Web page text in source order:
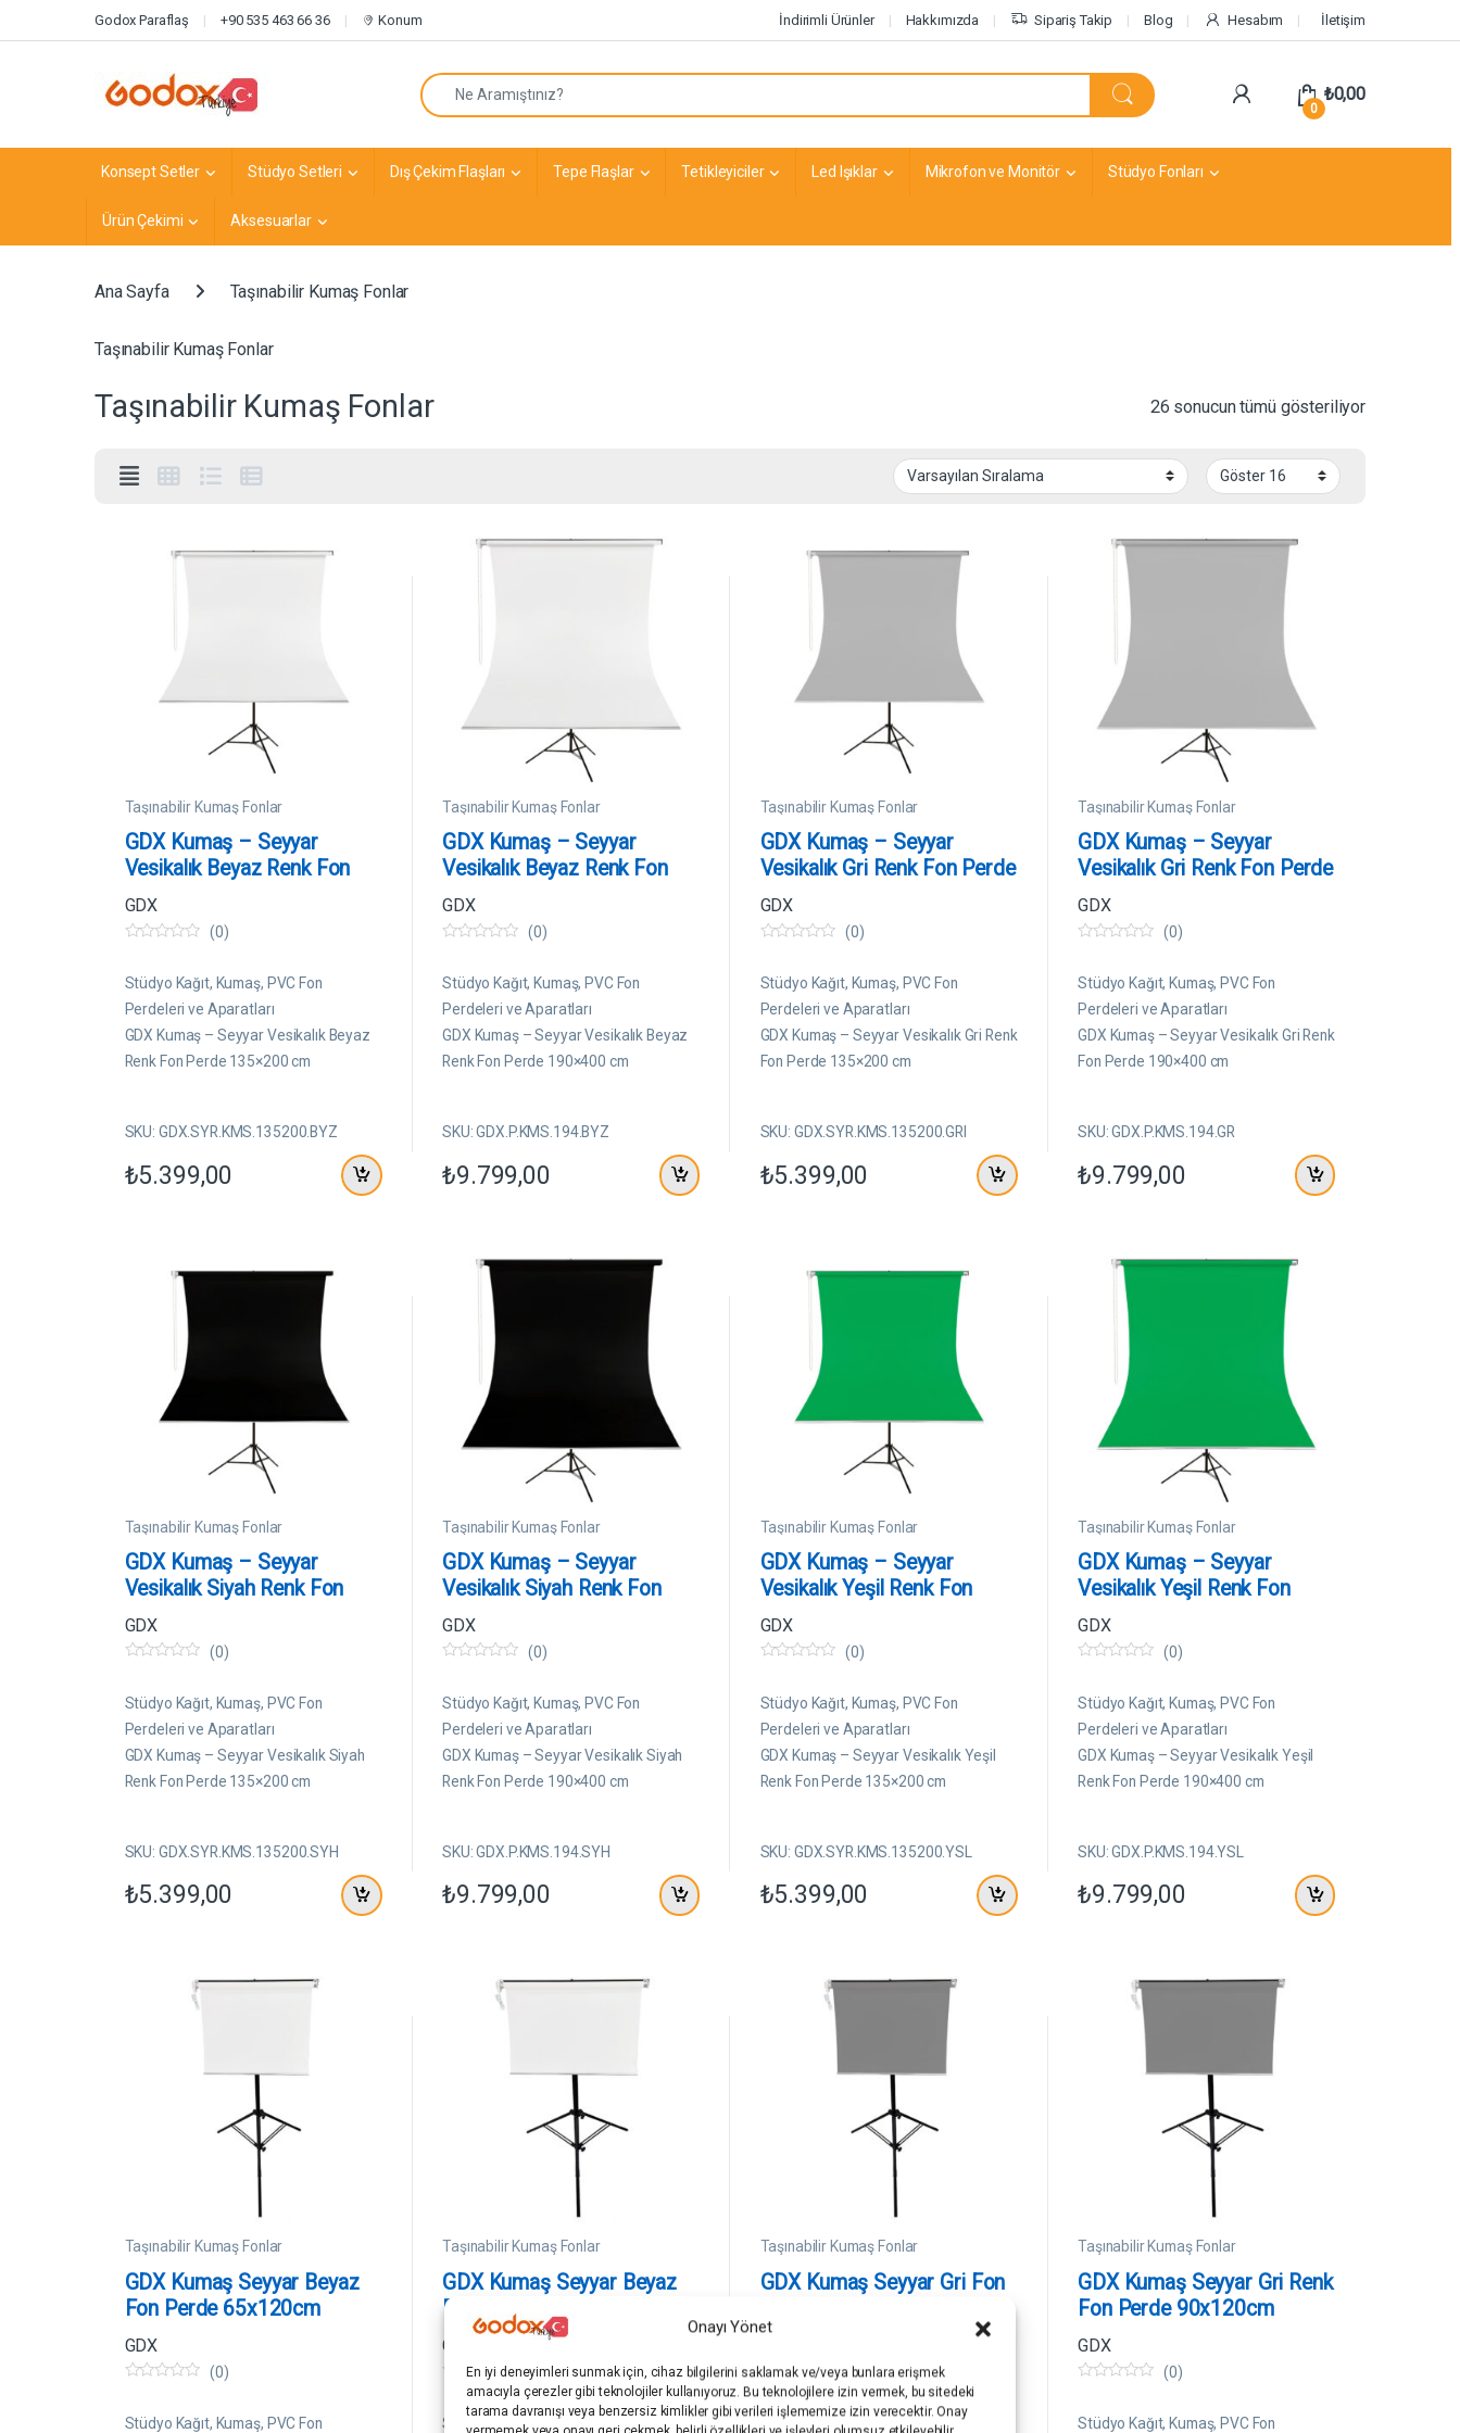
Onayı Yönet
En iyi deneyimleri sunmak için, cihaz bilgilerini saklamak ve/veya bunlara erişmek
amacıyla çerezler gibi teknolojiler kullanıyoruz. Bu teknolojilere izin vermek, bu sitedeki
tarama davranışı veya benzersiz kimlikler gibi verileri işlememize izin verecektir. Onay
Godox Paraflaş +90 535 463 66 36 Konum İndirimli Ürünler Hakkımızda Sipariş Takip Blog Hesabım İletişim
Arayın:
0
₺0,00
Konsept Setler Stüdyo Setleri Dış Çekim Flaşları Tepe Flaşlar Tetikleyiciler Led Işıklar Mikrofon ve Monitör Stüdyo Fonları
Ürün Çekimi Aksesuarlar
Ana Sayfa Taşınabilir Kumaş Fonlar
Taşınabilir Kumaş Fonlar
Taşınabilir Kumaş Fonlar 26 sonucun tümü gösteriliyor
Taşınabilir Kumaş Fonlar
GDX Kumaş – Seyyar
Vesikalık Beyaz Renk Fon
Perde 135×200 cm
GDX
ü
e
i
d
(0)
Stüdyo Kağıt, Kumaş, PVC Fon
Perdeleri ve Aparatları
GDX Kumaş – Seyyar Vesikalık Beyaz
Renk Fon Perde 135×200 cm
SKU: GDX.SYR.KMS.135200.BYZ
₺5.399,00
Taşınabilir Kumaş Fonlar
GDX Kumaş – Seyyar
Vesikalık Beyaz Renk Fon
Perde 190×400 cm
GDX
ü
e
i
d
(0)
Stüdyo Kağıt, Kumaş, PVC Fon
Perdeleri ve Aparatları
GDX Kumaş – Seyyar Vesikalık Beyaz
Renk Fon Perde 190×400 cm
SKU: GDX.P.KMS.194.BYZ
₺9.799,00
Taşınabilir Kumaş Fonlar
GDX Kumaş – Seyyar
Vesikalık Gri Renk Fon Perde
135×200 cm
GDX
ü
e
i
d
(0)
Stüdyo Kağıt, Kumaş, PVC Fon
Perdeleri ve Aparatları
GDX Kumaş – Seyyar Vesikalık Gri Renk
Fon Perde 135×200 cm
SKU: GDX.SYR.KMS.135200.GRI
₺5.399,00
Taşınabilir Kumaş Fonlar
GDX Kumaş – Seyyar
Vesikalık Gri Renk Fon Perde
190×400 cm
GDX
ü
e
i
d
(0)
Stüdyo Kağıt, Kumaş, PVC Fon
Perdeleri ve Aparatları
GDX Kumaş – Seyyar Vesikalık Gri Renk
Fon Perde 190×400 cm
SKU: GDX.P.KMS.194.GR
₺9.799,00
Taşınabilir Kumaş Fonlar
GDX Kumaş – Seyyar
Vesikalık Siyah Renk Fon
Perde 135×200 cm
GDX
ü
e
i
d
(0)
Stüdyo Kağıt, Kumaş, PVC Fon
Perdeleri ve Aparatları
GDX Kumaş – Seyyar Vesikalık Siyah
Renk Fon Perde 135×200 cm
SKU: GDX.SYR.KMS.135200.SYH
₺5.399,00
Taşınabilir Kumaş Fonlar
GDX Kumaş – Seyyar
Vesikalık Siyah Renk Fon
Perde 190×400 cm
GDX
ü
e
i
d
(0)
Stüdyo Kağıt, Kumaş, PVC Fon
Perdeleri ve Aparatları
GDX Kumaş – Seyyar Vesikalık Siyah
Renk Fon Perde 190×400 cm
SKU: GDX.P.KMS.194.SYH
₺9.799,00
Taşınabilir Kumaş Fonlar
GDX Kumaş – Seyyar
Vesikalık Yeşil Renk Fon
Perde 135×200 cm
GDX
ü
e
i
d
(0)
Stüdyo Kağıt, Kumaş, PVC Fon
Perdeleri ve Aparatları
GDX Kumaş – Seyyar Vesikalık Yeşil
Renk Fon Perde 135×200 cm
SKU: GDX.SYR.KMS.135200.YSL
₺5.399,00
Taşınabilir Kumaş Fonlar
GDX Kumaş – Seyyar
Vesikalık Yeşil Renk Fon
Perde 190×400 cm
GDX
ü
e
i
d
(0)
Stüdyo Kağıt, Kumaş, PVC Fon
Perdeleri ve Aparatları
GDX Kumaş – Seyyar Vesikalık Yeşil
Renk Fon Perde 190×400 cm
SKU: GDX.P.KMS.194.YSL
₺9.799,00
Taşınabilir Kumaş Fonlar
GDX Kumaş Seyyar Beyaz
Fon Perde 65x120cm
GDX
ü
(0)
Stüdyo Kağıt, Kumaş, PVC Fon
Taşınabilir Kumaş Fonlar
GDX Kumaş Seyyar Beyaz
Renk Fon Perde 90x120cm
GDX
ü
(0)
Stüdyo Kağıt, Kumaş, PVC Fon
Taşınabilir Kumaş Fonlar
GDX Kumaş Seyyar Gri Fon
0
5
ü
(0)
Stüdyo Kağıt, Kumaş, PVC Fon
Taşınabilir Kumaş Fonlar
GDX Kumaş Seyyar Gri Renk
Fon Perde 90x120cm
GDX
ü
(0)
Stüdyo Kağıt, Kumaş, PVC Fon